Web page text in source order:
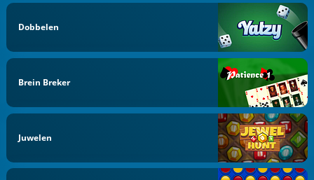
Dobbelen
Brein Breker
Juwelen